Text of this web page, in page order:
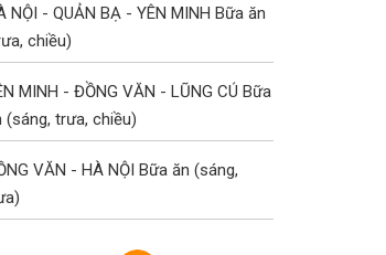
NỘI - QUẢN BẠ - YÊN MINH Bữa ăn
chiều)
MINH - ĐỒNG VĂN - LŨNG CÚ Bữa
(sáng, trưa, chiều)
VĂN - HÀ NỘI Bữa ăn (sáng,